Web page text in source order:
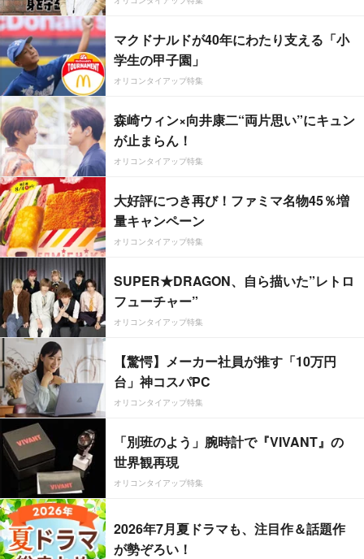
マクドナルドが40年にわたり支える「小
学生の甲子園」
オリコンタイアップ特集
森崎ウィン×向井康二“両片思い”にキュン
が止まらん！
オリコンタイアップ特集
大好評につき再び！ファミマ名物45％増
量キャンペーン
オリコンタイアップ特集
SUPER★DRAGON、自ら描いた”レトロ
フューチャー”
オリコンタイアップ特集
【驚愕】メーカー社員が推す「10万円
台」神コスパPC
オリコンタイアップ特集
「別班のよう」腕時計で『VIVANT』の
世界観再現
オリコンタイアップ特集
2026年7月夏ドラマも、注目作＆話題作
が勢ぞろい！